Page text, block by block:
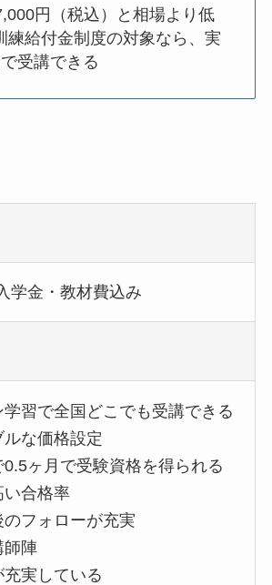
円（税込）と相場より低
練給付金制度の対象なら、実
受講できる
学金・教材費込み
習で全国どこでも受講できる
ルな価格設定
ヶ月で受験資格を得られる
い合格率
のフォローが充実
師陣
実している